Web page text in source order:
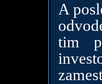
A
tim